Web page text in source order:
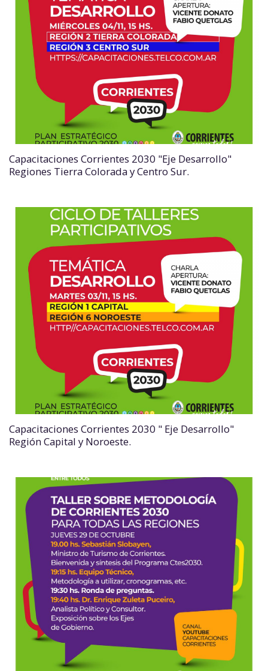
Capacitaciones Corrientes 2030 "Eje Desarrollo"
Regiones Tierra Colorada y Centro Sur.
Capacitaciones Corrientes 2030 " Eje Desarrollo"
Región Capital y Noroeste.